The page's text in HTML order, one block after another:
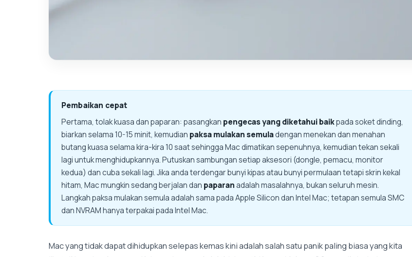
Pembaikan cepat
Pertama, tolak kuasa dan paparan: pasangkan pengecas yang diketahui baikpada soket dinding,
biarkan selama 10-15 minit, kemudian paksa mulakan semuladengan menekan dan menahan
butang kuasa selama kira-kira 10 saat sehingga Mac dimatikan sepenuhnya, kemudian tekan sekali
lagi untuk menghidupkannya. Putuskan sambungan setiap aksesori (dongle, pemacu, monitor
kedua) dan cuba sekali lagi. Jika anda terdengar bunyi kipas atau bunyi permulaan tetapi skrin kekal
hitam, Mac mungkin sedang berjalan dan paparanadalah masalahnya, bukan seluruh mesin.
Langkah paksa mulakan semula adalah sama pada Apple Silicon dan Intel Mac; tetapan semula SMC
dan NVRAM hanya terpakai pada Intel Mac.
Mac yang tidak dapat dihidupkan selepas kemas kini adalah salah satu panik paling biasa yang kita